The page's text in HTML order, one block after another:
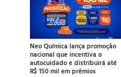
Neo Química lança promoção
nacional que incentiva o
autocuidado e distribuirá até
R$ 150 mil em prêmios